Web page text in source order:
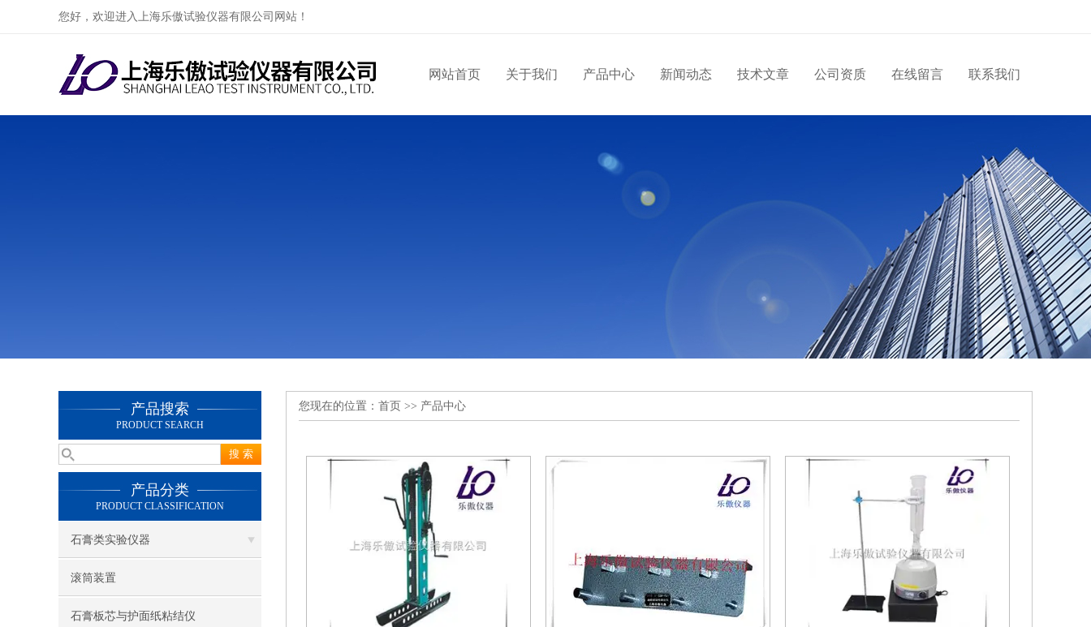
您好，欢迎进入上海乐傲试验仪器有限公司网站！
网站首页 关于我们 产品中心 新闻动态 技术文章 公司资质 在线留言 联系我们
产品搜索
PRODUCT SEARCH
产品分类
PRODUCT CLASSIFICATION
石膏类实验仪器
滚筒装置
石膏板芯与护面纸粘结仪
您现在的位置： 首页 >> 产品中心